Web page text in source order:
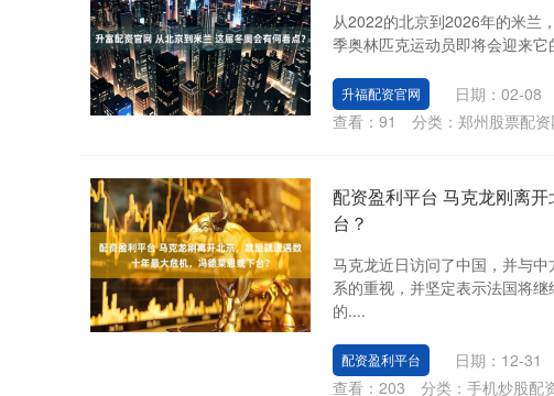
从2022的北京到2026年的米兰
季奥林匹克运动员即将会迎来
升福配资官网 日期：02-08
查看： 91 分类： 郑州股票配资
配资盈利平台 马克龙刚离
台？
马克龙近日访问了中国，并与
系的重视，并坚定表示法国将
的....
配资盈利平台 日期：12-31
查看： 203 分类： 手机炒股配